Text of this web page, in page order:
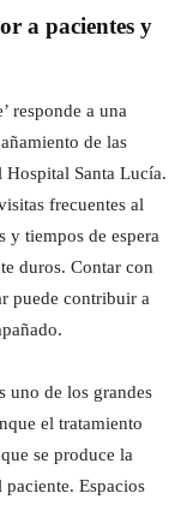
a pacientes y
responde a una
de las
Hospital Santa Lucía.
frecuentes al
y tiempos de espera
duros. Contar con
puede contribuir a
uno de los grandes
el tratamiento
se produce la
Espacios